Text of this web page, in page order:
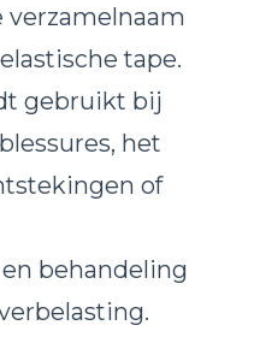
verzamelnaam
tape.
gebruikt bij
het
of
behandeling